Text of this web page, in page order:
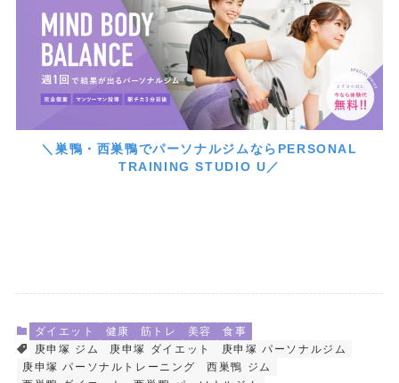
＼巣鴨・西巣鴨でパーソナルジムならPERSONAL
TRAINING STUDIO U／
ダイエット 健康 筋トレ 美容
食事
庚申塚 ジム
庚申塚 ダイエット
庚申塚 パーソナルジム
庚申塚 パーソナルトレーニング
西巣鴨 ジム